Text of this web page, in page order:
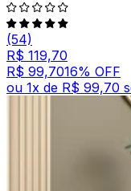
(54)
R$ 119,70
R$ 99,7016% OFF
ou 1x de R$ 99,70